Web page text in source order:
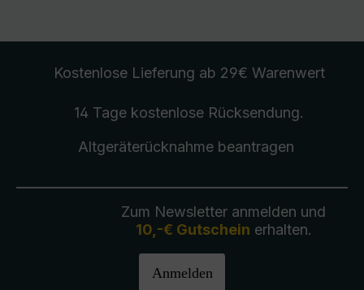
Kostenlose Lieferung ab 29€ Warenwert
14 Tage kostenlose Rücksendung.
Altgeräterücknahmebeantragen
Zum Newsletter anmelden und
10,-€ Gutschein erhalten.
Anmelden